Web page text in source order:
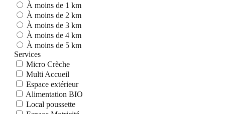
À moins de 1 km
À moins de 2 km
À moins de 3 km
À moins de 4 km
À moins de 5 km
Services
Micro Crèche
Multi Accueil
Espace extérieur
Alimentation BIO
Local poussette